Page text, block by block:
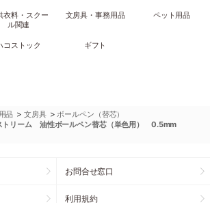
衣料・スクー
ル関連
文房具・事務用品 ペット用品
コストック ギフト
品 >文房具 >ボールペン（替芯）
トリーム 油性ボールペン替芯（単色用） 0.5mm
お問合せ窓口
利用規約